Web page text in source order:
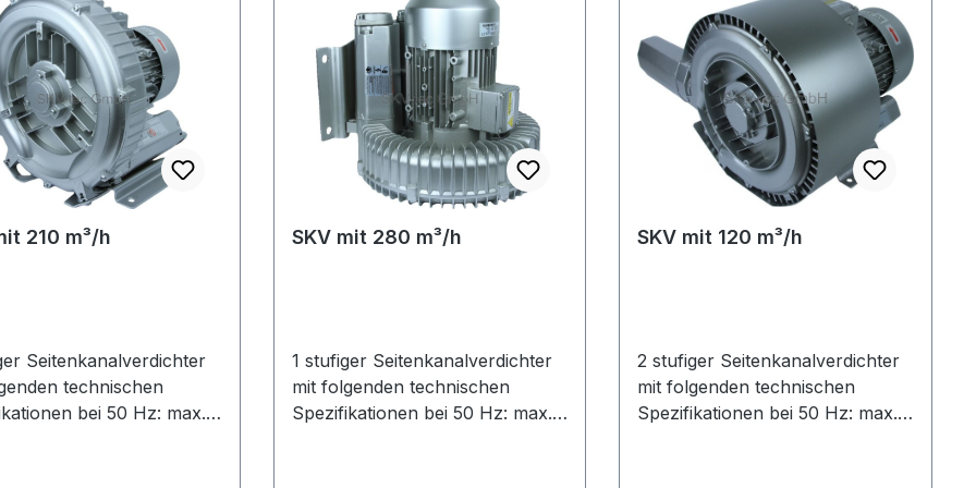
210 m³/h
Seitenkanalverdichter
technischen
bei 50 Hz: max.
SKV mit 280 m³/h
1 stufiger Seitenkanalverdichter
mit folgenden technischen
Spezifikationen bei 50 Hz: max.
SKV mit 120 m³/h
2 stufiger Seitenkanalverdichter
mit folgenden technischen
Spezifikationen bei 50 Hz: max.